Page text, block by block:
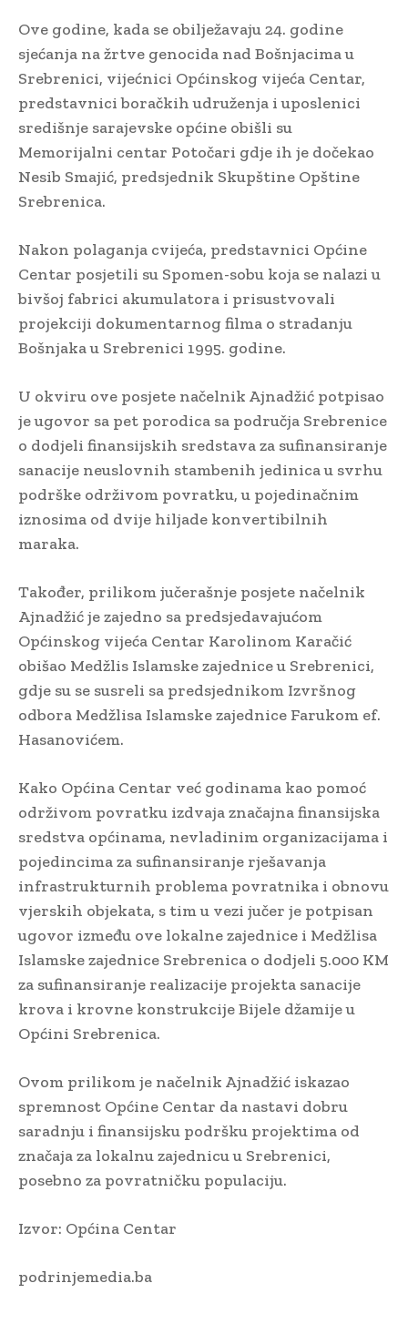
Ove godine, kada se obilježavaju 24. godine
sjećanja na žrtve genocida nad Bošnjacima u
Srebrenici, vijećnici Općinskog vijeća Centar,
predstavnici boračkih udruženja i uposlenici
središnje sarajevske općine obišli su
Memorijalni centar Potočari gdje ih je dočekao
Nesib Smajić, predsjednik Skupštine Opštine
Srebrenica.
Nakon polaganja cvijeća, predstavnici Općine
Centar posjetili su Spomen-sobu koja se nalazi u
bivšoj fabrici akumulatora i prisustvovali
projekciji dokumentarnog filma o stradanju
Bošnjaka u Srebrenici 1995. godine.
U okviru ove posjete načelnik Ajnadžić potpisao
je ugovor sa pet porodica sa područja Srebrenice
o dodjeli finansijskih sredstava za sufinansiranje
sanacije neuslovnih stambenih jedinica u svrhu
podrške održivom povratku, u pojedinačnim
iznosima od dvije hiljade konvertibilnih
maraka.
Također, prilikom jučerašnje posjete načelnik
Ajnadžić je zajedno sa predsjedavajućom
Općinskog vijeća Centar Karolinom Karačić
obišao Medžlis Islamske zajednice u Srebrenici,
gdje su se susreli sa predsjednikom Izvršnog
odbora Medžlisa Islamske zajednice Farukom ef.
Hasanovićem.
Kako Općina Centar već godinama kao pomoć
održivom povratku izdvaja značajna finansijska
sredstva općinama, nevladinim organizacijama i
pojedincima za sufinansiranje rješavanja
infrastrukturnih problema povratnika i obnovu
vjerskih objekata, s tim u vezi jučer je potpisan
ugovor između ove lokalne zajednice i Medžlisa
Islamske zajednice Srebrenica o dodjeli 5.000 KM
za sufinansiranje realizacije projekta sanacije
krova i krovne konstrukcije Bijele džamije u
Općini Srebrenica.
Ovom prilikom je načelnik Ajnadžić iskazao
spremnost Općine Centar da nastavi dobru
saradnju i finansijsku podršku projektima od
značaja za lokalnu zajednicu u Srebrenici,
posebno za povratničku populaciju.
Izvor: Općina Centar
podrinjemedia.ba